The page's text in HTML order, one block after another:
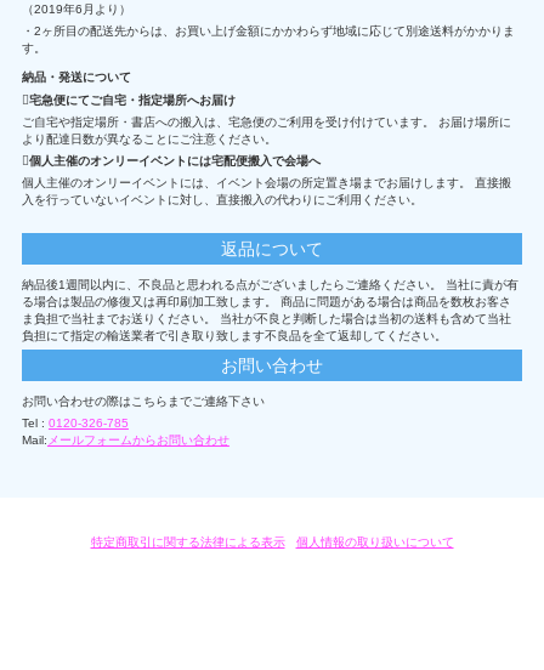
（2019年6月より）
・2ヶ所目の配送先からは、お買い上げ金額にかかわらず地域に応じて別途送料がかかりま
す。
納品・発送について
宅急便にてご自宅・指定場所へお届け
ご自宅や指定場所・書店への搬入は、宅急便のご利用を受け付けています。 お届け場所に
より配達日数が異なることにご注意ください。
個人主催のオンリーイベントには宅配便搬入で会場へ
個人主催のオンリーイベントには、イベント会場の所定置き場までお届けします。 直接搬
入を行っていないイベントに対し、直接搬入の代わりにご利用ください。
返品について
納品後1週間以内に、不良品と思われる点がございましたらご連絡ください。 当社に責が有
る場合は製品の修復又は再印刷加工致します。 商品に問題がある場合は商品を数枚お客さ
ま負担で当社までお送りください。 当社が不良と判断した場合は当初の送料も含めて当社
負担にて指定の輸送業者で引き取り致します不良品を全て返却してください。
お問い合わせ
お問い合わせの際はこちらまでご連絡下さい
Tel : 0120-326-785
Mail: メールフォームからお問い合わせ
特定商取引に関する法律による表示/ 個人情報の取り扱いについて